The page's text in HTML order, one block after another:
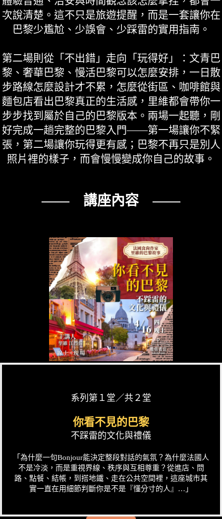
次說清楚。這不只是旅遊提醒，而是一套讓你在
巴黎少尷尬、少誤會、少踩雷的實用指南。
第二場則從「不出錯」走向「玩得好」：文青巴
黎、奢華巴黎、慢活巴黎可以怎麼安排，一日散
步路線怎麼設計才不累，怎麼從街區、咖啡館與
麵包店看出巴黎真正的生活感，里維都會帶你一
步步找到屬於自己的巴黎版本。兩場一起聽，剛
好完成一趟完整的巴黎入門——第一場讓你不緊
張，第二場讓你玩得更有感；巴黎不再只是別人
照片裡的樣子，而會慢慢變成你自己的故事。
—— 講座內容 ——
系列第１堂／共２堂
你看不見的巴黎
不踩雷的文化與禮儀
「為什麼一句Bonjour能決定整段對話的氣氛？為什麼法國人
不是冷淡，而是重視界線、秩序與互相尊重？從進店、問
路、點餐、結帳，到搭地鐵、走在公共空間裡，這座城市其
實一直在用細節判斷你是不是『懂分寸的人』…」